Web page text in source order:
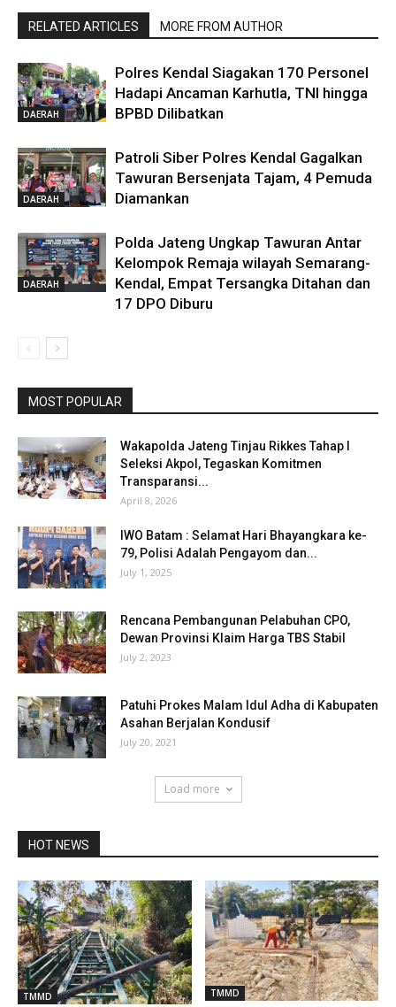
RELATED ARTICLES MORE FROM AUTHOR
DAERAH
Polres Kendal Siagakan 170 Personel
Hadapi Ancaman Karhutla, TNI hingga
BPBD Dilibatkan
DAERAH
Patroli Siber Polres Kendal Gagalkan
Tawuran Bersenjata Tajam, 4 Pemuda
Diamankan
DAERAH
Polda Jateng Ungkap Tawuran Antar
Kelompok Remaja wilayah Semarang-
Kendal, Empat Tersangka Ditahan dan
17 DPO Diburu
MOST POPULAR
Wakapolda Jateng Tinjau Rikkes Tahap I
Seleksi Akpol, Tegaskan Komitmen
Transparansi...
April 8, 2026
IWO Batam : Selamat Hari Bhayangkara ke-
79, Polisi Adalah Pengayom dan...
July 1, 2025
Rencana Pembangunan Pelabuhan CPO,
Dewan Provinsi Klaim Harga TBS Stabil
July 2, 2023
Patuhi Prokes Malam Idul Adha di Kabupaten
Asahan Berjalan Kondusif
July 20, 2021
Load more
HOT NEWS
TMMD TMMD